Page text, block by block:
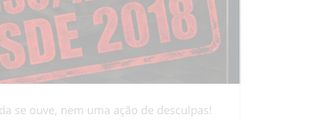
se ouve, nem uma ação de desculpas!